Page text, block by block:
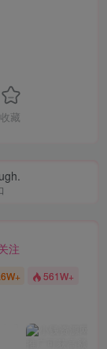
收藏
注
561W+